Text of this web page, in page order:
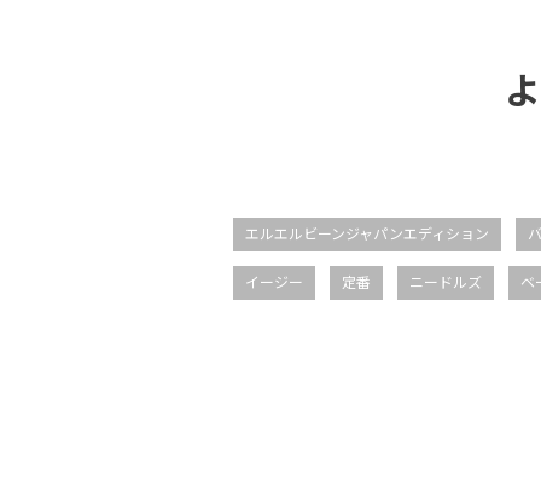
エルエルビーンジャパンエディション
イージー 定番 ニードルズ ベ